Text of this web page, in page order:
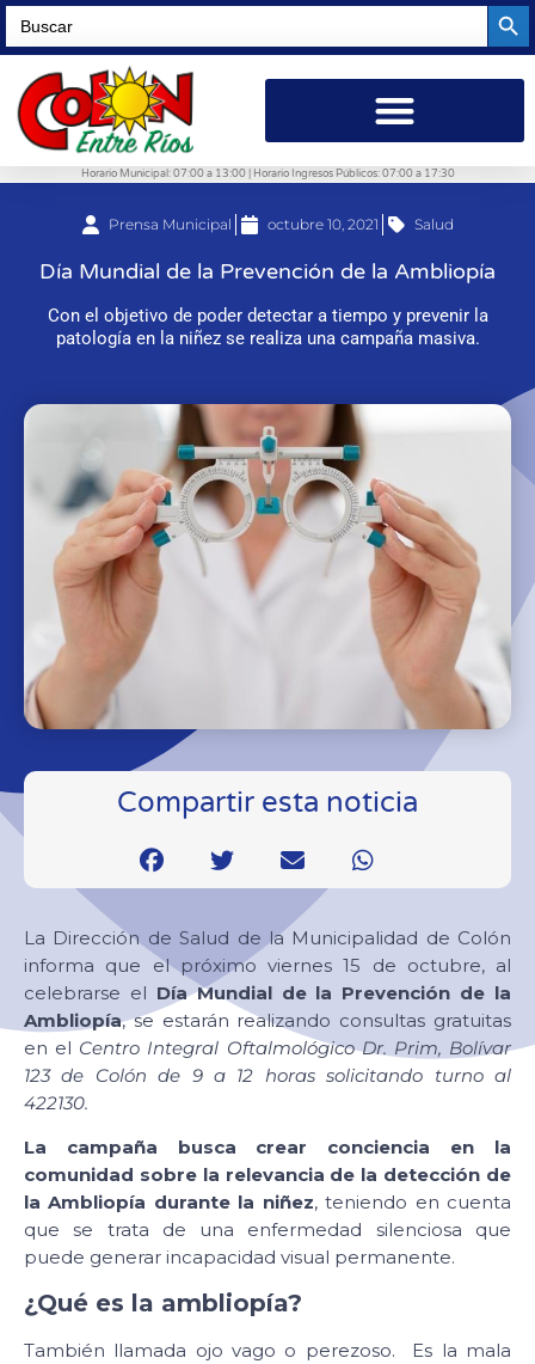
Search
for:
Horario Municipal: 07:00 a 13:00 | Horario Ingresos Públicos: 07:00 a 17:30
Prensa Municipal octubre 10, 2021 Salud
Día Mundial de la Prevención de la Ambliopía
Con el objetivo de poder detectar a tiempo y prevenir la
patología en la niñez se realiza una campaña masiva.
Compartir esta noticia
La Dirección de Salud de la Municipalidad de Colón
informa que el próximo viernes 15 de octubre, al
celebrarse el Día Mundial de la Prevención de la
Ambliopía, se estarán realizando consultas gratuitas
en el Centro Integral Oftalmológico Dr. Prim, Bolívar
123 de Colón de 9 a 12 horas solicitando turno al
422130.
La campaña busca crear conciencia en la
comunidad sobre la relevancia de la detección de
la Ambliopía durante la niñez, teniendo en cuenta
que se trata de una enfermedad silenciosa que
puede generar incapacidad visual permanente.
¿Qué es la ambliopía?
También llamada ojo vago o perezoso. Es la mala